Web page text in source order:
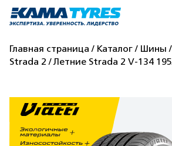
Главная страница Каталог Шины
Strada 2
Летние Strada 2 V-134